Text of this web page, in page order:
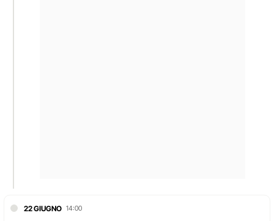
22 GIUGNO 14:00